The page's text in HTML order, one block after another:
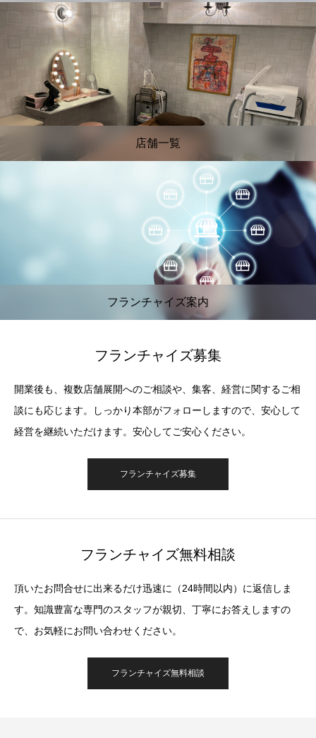
店舗一覧
フランチャイズ案内
フランチャイズ募集
開業後も、複数店舗展開へのご相談や、集客、経営に関するご相
談にも応じます。しっかり本部がフォローしますので、安心して
経営を継続いただけます。安心してご安心ください。
フランチャイズ募集
フランチャイズ無料相談
頂いたお問合せに出来るだけ迅速に（24時間以内）に返信しま
す。知識豊富な専門のスタッフが親切、丁寧にお答えしますの
で、お気軽にお問い合わせください。
フランチャイズ無料相談